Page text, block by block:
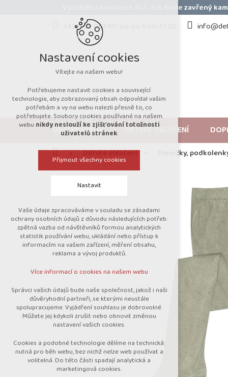
V průběhu dovolené 31.7.-9.8. bude zavřený
+420 723 053 937 po-pá 9:00-17:00
DĚTSKÁ OBUV DĚTSKÉ OBLEČENÍ
DomůDětské oblečení Ponožky,
Nastavení cookies
Vítejte na našem webu!
Potřebujeme nastavit cookies a související
technologie, aby zobrazovaný obsah odpovídal vašim
potřebám a vy na webu nalezli přesně to, co
potřebujete. Soubory cookies používané na našem
webu nikdy neslouží ke zjišťování totožnosti
uživatelů stránek.
Přijmout všechny cookies
Nastavit
Technická cookies
nutná pro provozování webu
udržení kontextu stránek (session):
případná přihlášení, volby jazyka, apod.
návštěvnosti
marketingová cookies (Google)
Více informací o cookies na našem webu
Přijmout všechny cookies
Odmítnout vše
Vaše údaje zpracováváme v souladu se zásadami
ochrany osobních údajů z důvodu následujících potřeb:
zpětná vazba od návštěvníků formou analytických
statistik používání webu, ukládání nebo přístup k
informacím na vašem zařízení, měření obsahu,
reklama a vývoj produktů.
Více informací o cookies na našem webu
Správci vašich údajů bude naše společnost, jakož i naši
důvěryhodní partneři, se kterými neustále
spolupracujeme. Vyjádření souhlasu je dobrovolné.
Můžete jej kdykoli zrušit nebo obnovit změnou
nastavení vašich cookies.
Cookies a podobné technologie dělíme na technická:
nutná pro běh webu, bez nichž nelze web používat a
volitelná. Do této části spadají analytická a
marketingová cookies.